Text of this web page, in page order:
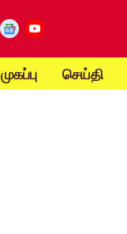
முகப்பு செய்தி